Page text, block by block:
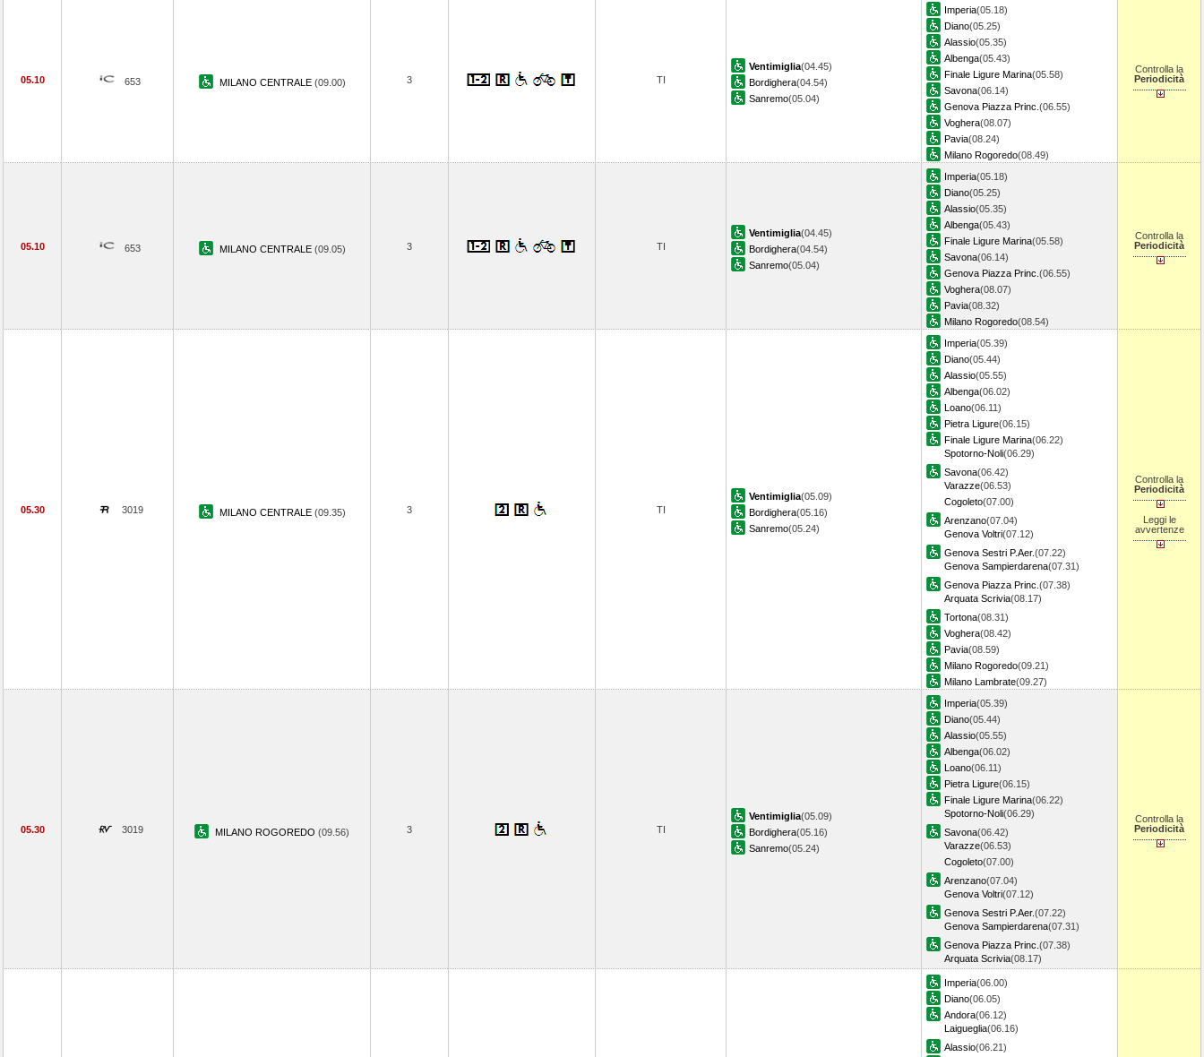
05.10 653 MILANO CENTRALE (09.00) 3 TI
Ventimiglia(04.45)
Bordighera(04.54)
Sanremo(05.04)
Imperia(05.18)
Diano(05.25)
Alassio(05.35)
Albenga(05.43)
Finale Ligure Marina(05.58)
Savona(06.14)
Genova Piazza Princ. (06.55)
Voghera(08.07)
Pavia(08.24)
Milano Rogoredo(08.49)
Controlla la
Periodicità
05.10 653 MILANO CENTRALE (09.05) 3 TI
Ventimiglia(04.45)
Bordighera(04.54)
Sanremo(05.04)
Imperia(05.18)
Diano(05.25)
Alassio(05.35)
Albenga(05.43)
Finale Ligure Marina(05.58)
Savona(06.14)
Genova Piazza Princ. (06.55)
Voghera(08.07)
Pavia(08.32)
Milano Rogoredo(08.54)
Controlla la
Periodicità
05.30 3019 MILANO CENTRALE (09.35) 3 TI
Ventimiglia(05.09)
Bordighera(05.16)
Sanremo(05.24)
Imperia(05.39)
Diano(05.44)
Alassio(05.55)
Albenga(06.02)
Loano(06.11)
Pietra Ligure(06.15)
Finale Ligure Marina(06.22)
Spotorno-Noli(06.29)
Savona(06.42)
Varazze(06.53)
Cogoleto(07.00)
Arenzano(07.04)
Genova Voltri(07.12)
Genova Sestri P.Aer.(07.22)
Genova Sampierdarena(07.31)
Genova Piazza Princ. (07.38)
Arquata Scrivia(08.17)
Tortona(08.31)
Voghera(08.42)
Pavia(08.59)
Milano Rogoredo(09.21)
Milano Lambrate(09.27)
Controlla la
Periodicità
Leggi le
avvertenze
05.30 3019 MILANO ROGOREDO (09.56) 3 TI
Ventimiglia(05.09)
Bordighera(05.16)
Sanremo(05.24)
Imperia(05.39)
Diano(05.44)
Alassio(05.55)
Albenga(06.02)
Loano(06.11)
Pietra Ligure(06.15)
Finale Ligure Marina(06.22)
Spotorno-Noli(06.29)
Savona(06.42)
Varazze(06.53)
Cogoleto(07.00)
Arenzano(07.04)
Genova Voltri(07.12)
Genova Sestri P.Aer.(07.22)
Genova Sampierdarena(07.31)
Genova Piazza Princ. (07.38)
Arquata Scrivia(08.17)
Controlla la
Periodicità
Imperia(06.00)
Diano(06.05)
Andora(06.12)
Laigueglia(06.16)
Alassio(06.21)